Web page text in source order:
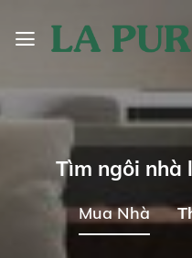
Tìm ngôi nhà
Mua Nhà